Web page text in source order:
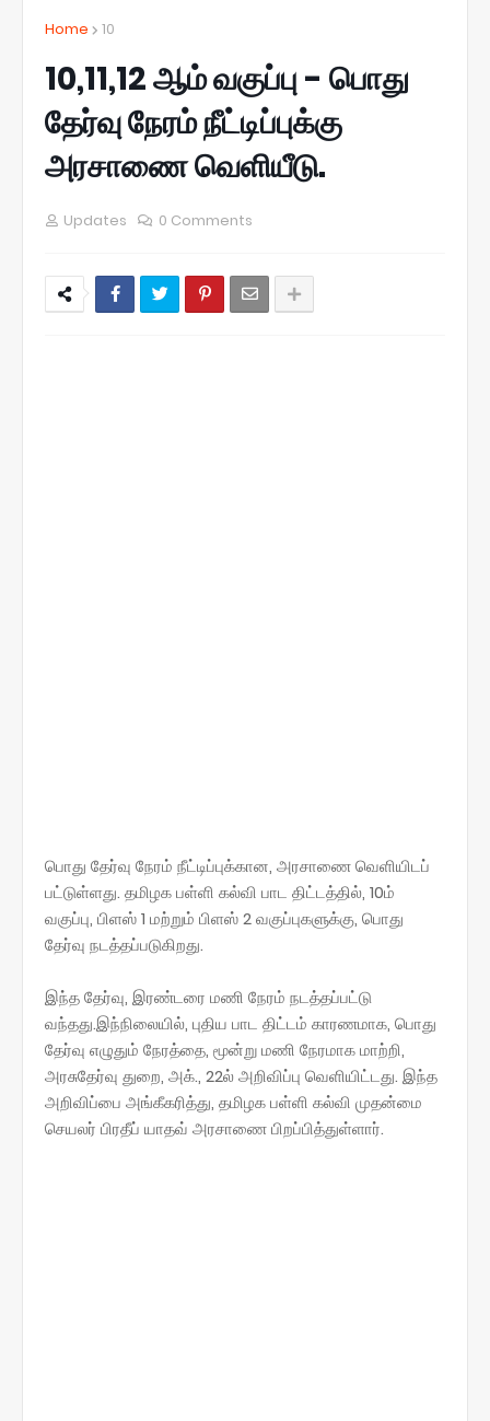
Home 10
10,11,12 ஆம் வகுப்பு - பொது
தேர்வு நேரம் நீட்டிப்புக்கு
அரசாணை வெளியீடு.
Updates 0 Comments
பொது தேர்வு நேரம் நீட்டிப்புக்கான, அரசாணை வெளியிடப்
பட்டுள்ளது. தமிழக பள்ளி கல்வி பாட திட்டத்தில், 10ம்
வகுப்பு, பிளஸ் 1 மற்றும் பிளஸ் 2 வகுப்புகளுக்கு, பொது
தேர்வு நடத்தப்படுகிறது.
இந்த தேர்வு, இரண்டரை மணி நேரம் நடத்தப்பட்டு
வந்தது.இந்நிலையில், புதிய பாட திட்டம் காரணமாக, பொது
தேர்வு எழுதும் நேரத்தை, மூன்று மணி நேரமாக மாற்றி,
அரசுதேர்வு துறை, அக்., 22ல் அறிவிப்பு வெளியிட்டது. இந்த
அறிவிப்பை அங்கீகரித்து, தமிழக பள்ளி கல்வி முதன்மை
செயலர் பிரதீப் யாதவ் அரசாணை பிறப்பித்துள்ளார்.